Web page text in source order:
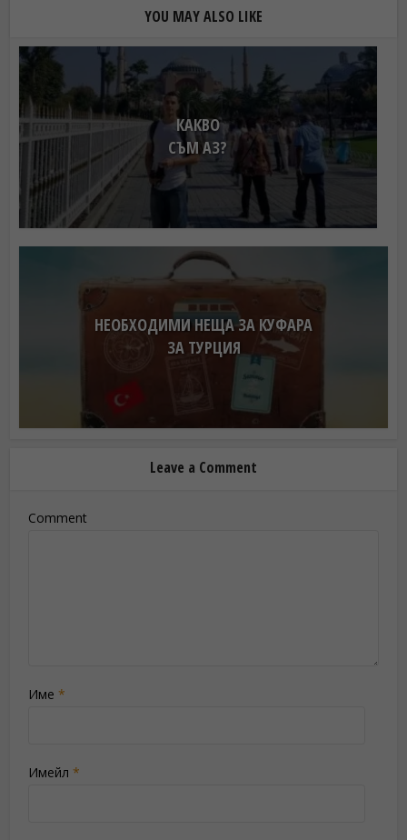
YOU MAY ALSO LIKE
КАКВО
СЪМ АЗ?
НЕОБХОДИМИ НЕЩА ЗА КУФАРА
ЗА ТУРЦИЯ
Leave a Comment
Comment
Име*
Имейл*